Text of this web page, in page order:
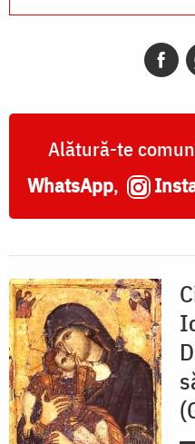
Alătură-te
WhatsApp,